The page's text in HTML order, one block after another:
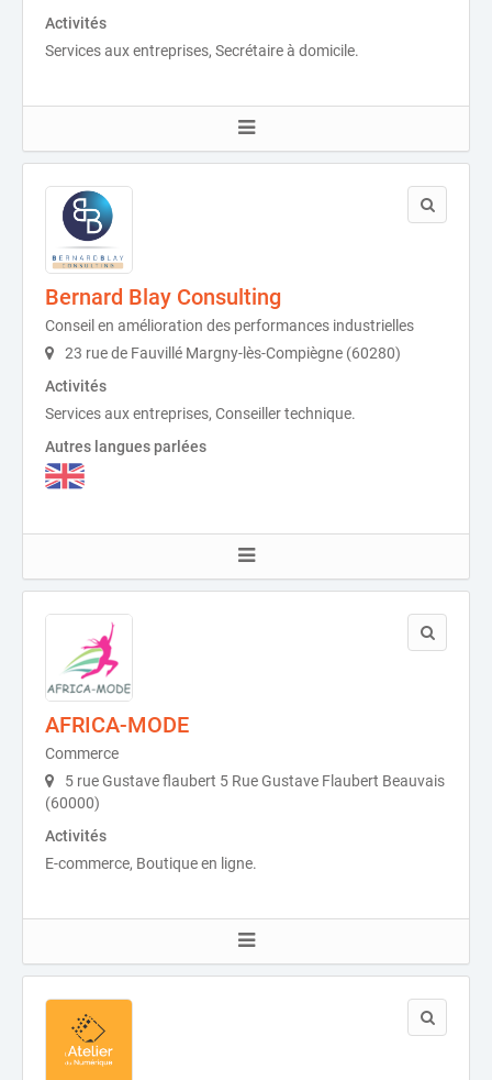
Activités
Services aux entreprises, Secrétaire à domicile.
Bernard Blay Consulting
Conseil en amélioration des performances industrielles
23 rue de Fauvillé Margny-lès-Compiègne (60280)
Activités
Services aux entreprises, Conseiller technique.
Autres langues parlées
AFRICA-MODE
Commerce
5 rue Gustave flaubert 5 Rue Gustave Flaubert Beauvais
(60000)
Activités
E-commerce, Boutique en ligne.